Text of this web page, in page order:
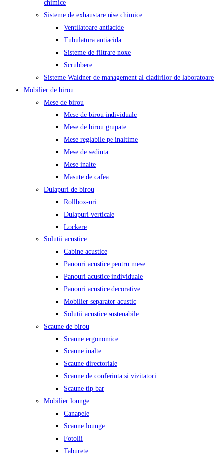
chimice
Sisteme de exhaustare nise chimice
Ventilatoare antiacide
Tubulatura antiacida
Sisteme de filtrare noxe
Scrubbere
Sisteme Waldner de management al cladirilor de laboratoare
Mobilier de birou
Mese de birou
Mese de birou individuale
Mese de birou grupate
Mese reglabile pe inaltime
Mese de sedinta
Mese inalte
Masute de cafea
Dulapuri de birou
Rollbox-uri
Dulapuri verticale
Lockere
Solutii acustice
Cabine acustice
Panouri acustice pentru mese
Panouri acustice individuale
Panouri acustice decorative
Mobilier separator acustic
Solutii acustice sustenabile
Scaune de birou
Scaune ergonomice
Scaune inalte
Scaune directoriale
Scaune de conferinta si vizitatori
Scaune tip bar
Mobilier lounge
Canapele
Scaune lounge
Fotolii
Taburete